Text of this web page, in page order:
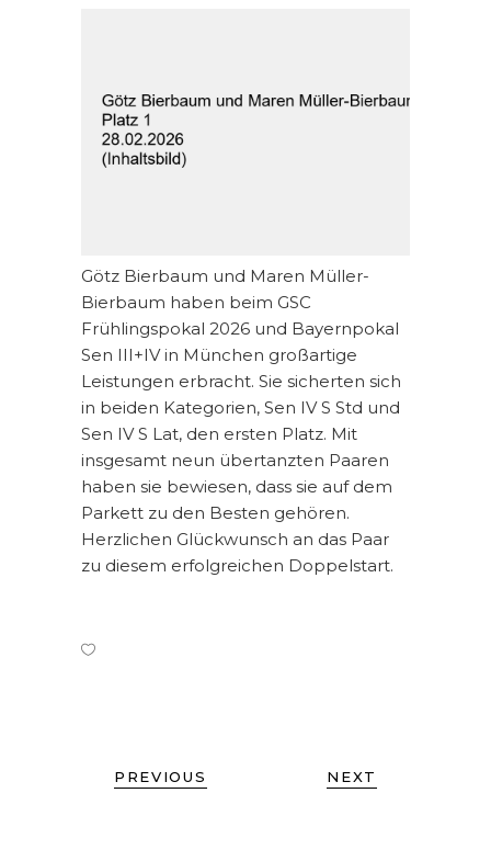
Götz Bierbaum und Maren Müller-
Bierbaum haben beim GSC
Frühlingspokal 2026 und Bayernpokal
Sen III+IV in München großartige
Leistungen erbracht. Sie sicherten sich
in beiden Kategorien, Sen IV S Std und
Sen IV S Lat, den ersten Platz. Mit
insgesamt neun übertanzten Paaren
haben sie bewiesen, dass sie auf dem
Parkett zu den Besten gehören.
Herzlichen Glückwunsch an das Paar
zu diesem erfolgreichen Doppelstart.
PREVIOUS NEXT